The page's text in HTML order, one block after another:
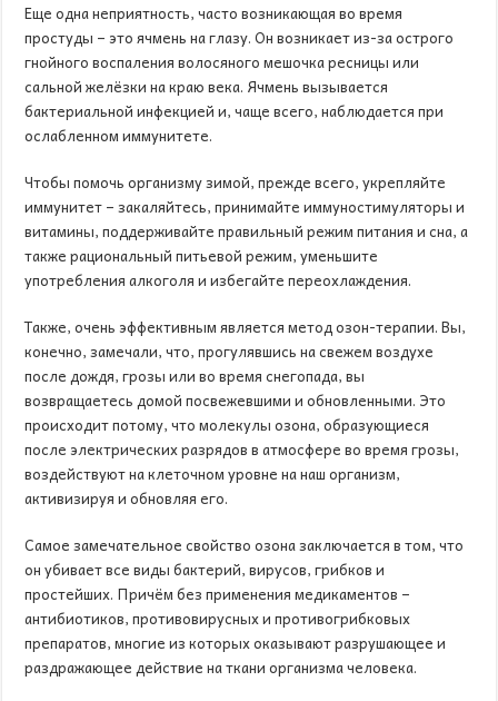
Еще одна неприятность, часто возникающая во время
простуды – это ячмень на глазу. Он возникает из-за острого
гнойного воспаления волосяного мешочка ресницы или
сальной желёзки на краю века. Ячмень вызывается
бактериальной инфекцией и, чаще всего, наблюдается при
ослабленном иммунитете.
Чтобы помочь организму зимой, прежде всего, укрепляйте
иммунитет – закаляйтесь, принимайте иммуностимуляторы и
витамины, поддерживайте правильный режим питания и сна, а
также рациональный питьевой режим, уменьшите
употребления алкоголя и избегайте переохлаждения.
Также, очень эффективным является метод озон-терапии. Вы,
конечно, замечали, что, прогулявшись на свежем воздухе
после дождя, грозы или во время снегопада, вы
возвращаетесь домой посвежевшими и обновленными. Это
происходит потому, что молекулы озона, образующиеся
после электрических разрядов в атмосфере во время грозы,
воздействуют на клеточном уровне на наш организм,
активизируя и обновляя его.
Самое замечательное свойство озона заключается в том, что
он убивает все виды бактерий, вирусов, грибков и
простейших. Причём без применения медикаментов –
антибиотиков, противовирусных и противогрибковых
препаратов, многие из которых оказывают разрушающее и
раздражающее действие на ткани организма человека.